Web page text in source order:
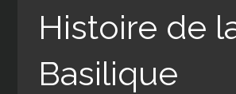
Histoire de
Basilique